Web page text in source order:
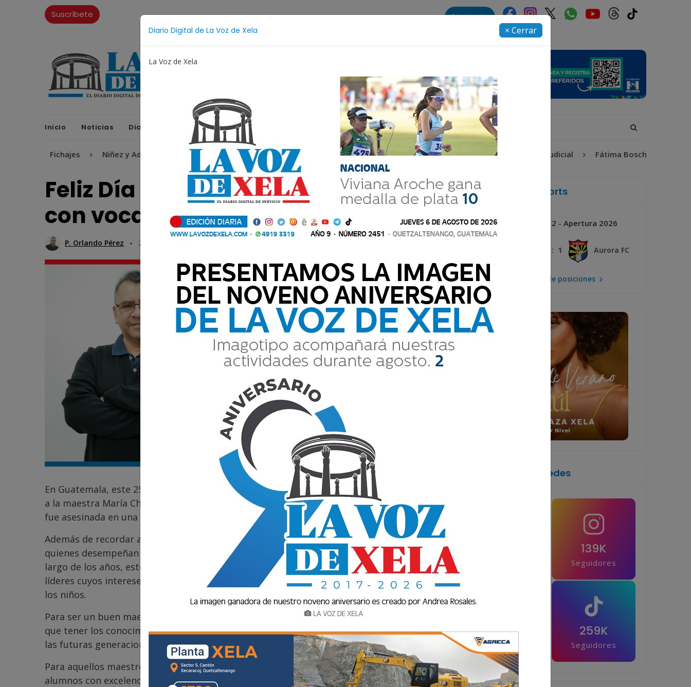
Diario Digital de La Voz de Xela × Cerrar
La Voz de Xela
Suscríbete Directorio
Inicio Noticias Diario Digital Opiniones La Voz de Xela Sports Contáctanos LA VOZ 25
Niñez y Adolescencia Estafa Protección Infantil Incendios Festival de Bandas 2026 Proceso Judicial Fátima Bosch Desaparecida
Feliz Día del Maestro a los maestros
con vocación
P. Orlando Pérez 21 Junio 2025 08:00
En Guatemala, este 25 de junio se celebra el Día del Maestro. Es una fecha para recordar
a la maestra María Chinchilla Recinos. Esta maestra luchó por el magisterio nacional, y
fue asesinada en una protesta contra el régimen del presidente Jorge Ubico en 1944.
Además de recordar a la maestra Chinchilla, esta fecha está establecida para honrar a
quienes desempeñan este bonito rol de la docencia. Y es feriado oficial. Sin embargo, a lo
largo de los años, este rol magisterial se ha tergiversado, pues nunca han hecho falta
líderes cuyos intereses son otros, menos los sujetos principales del proceso educativo:
los niños.
Para ser un buen maestro y una buena maestra, se requiere de vocación. No solo hay
que tener los conocimientos básicos necesarios, sino la vocación para educar con amor a
las futuras generaciones.
Para aquellos maestros que sí están haciendo su mejor esfuerzo para educar a sus
alumnos con excelencia, quiero decirles, que la recompensa la tendrán a largo plazo.
La Voz de Xela Sports
Próximo Jornada 2 - Apertura 2026
3 : 1 Aurora FC
Mira la tabla de posiciones
Síguenos en las redes
139K
Seguidores
42.5K
Seguidores
259K
Seguidores